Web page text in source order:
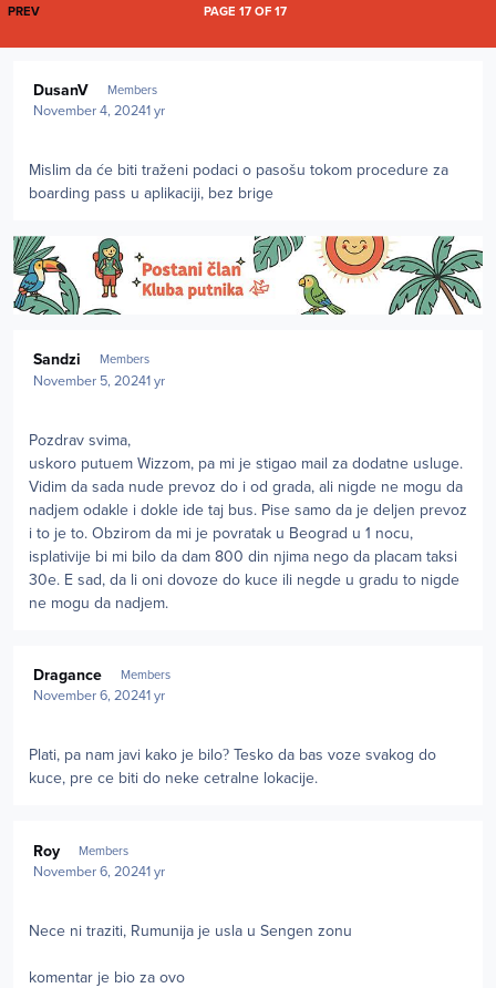
FIRST PAGE
PREV PAGE 17 OF 17
DusanV Members
November 4, 20241 yr
Mislim da će biti traženi podaci o pasošu tokom procedure za
boarding pass u aplikaciji, bez brige
Sandzi Members
November 5, 20241 yr
Pozdrav svima,
uskoro putuem Wizzom, pa mi je stigao mail za dodatne usluge.
Vidim da sada nude prevoz do i od grada, ali nigde ne mogu da
nadjem odakle i dokle ide taj bus. Pise samo da je deljen prevoz
i to je to. Obzirom da mi je povratak u Beograd u 1 nocu,
isplativije bi mi bilo da dam 800 din njima nego da placam taksi
30e. E sad, da li oni dovoze do kuce ili negde u gradu to nigde
ne mogu da nadjem.
Dragance Members
November 6, 20241 yr
Plati, pa nam javi kako je bilo? Tesko da bas voze svakog do
kuce, pre ce biti do neke cetralne lokacije.
Roy Members
November 6, 20241 yr
Nece ni traziti, Rumunija je usla u Sengen zonu
komentar je bio za ovo